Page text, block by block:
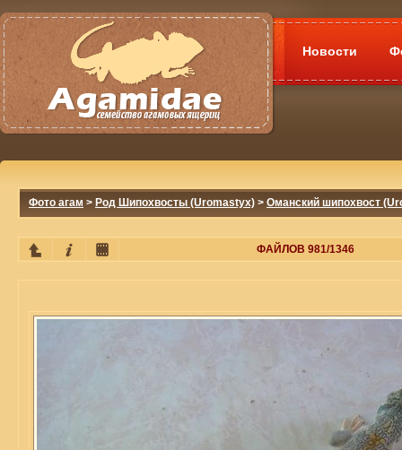
Новости
Фото агам > Род Шипохвосты (Uromastyx) > Оманский шипохвост
ФАЙЛОВ 981/1346